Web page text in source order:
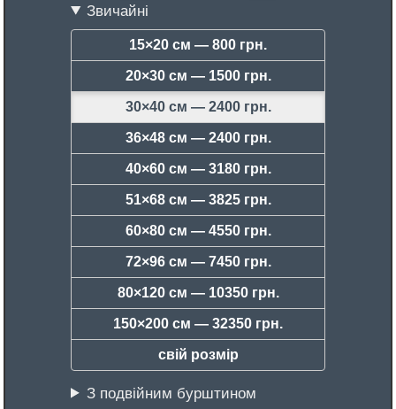
Звичайні
15×20 см — 800 грн.
20×30 см — 1500 грн.
30×40 см — 2400 грн.
36×48 см — 2400 грн.
40×60 см — 3180 грн.
51×68 см — 3825 грн.
60×80 см — 4550 грн.
72×96 см — 7450 грн.
80×120 см — 10350 грн.
150×200 см — 32350 грн.
свій розмір
З подвійним бурштином